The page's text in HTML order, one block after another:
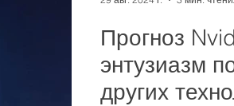
Прогноз
энтузиазм
других